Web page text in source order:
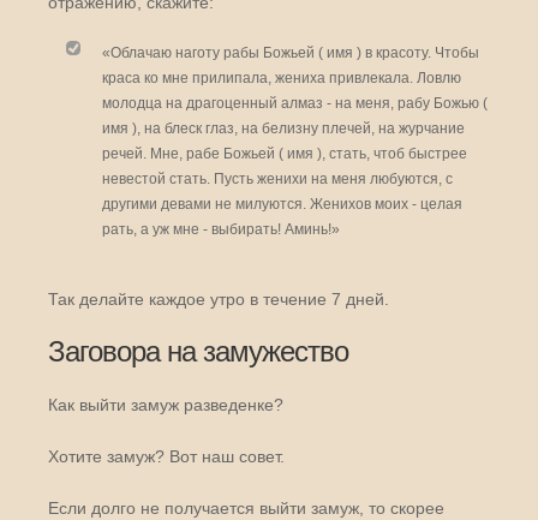
«Облачаю наготу рабы Божьей ( имя ) в красоту. Чтобы
краса ко мне прилипала, жениха привлекала. Ловлю
молодца на драгоценный алмаз - на меня, рабу Божью (
имя ), на блеск глаз, на белизну плечей, на журчание
речей. Мне, рабе Божьей ( имя ), стать, чтоб быстрее
невестой стать. Пусть женихи на меня любуются, с
другими девами не милуются. Женихов моих - целая
рать, а уж мне - выбирать! Аминь!»
Так делайте каждое утро в течение 7 дней.
Заговора на замужество
Как выйти замуж разведенке?
Хотите замуж? Вот наш совет.
Если долго не получается выйти замуж, то скорее